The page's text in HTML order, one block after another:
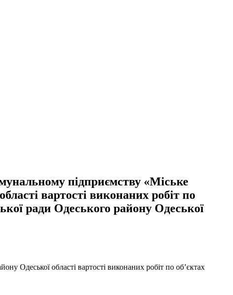
підприємству «Міське
вартості виконаних робіт по
ради Одеського району Одеської
Одеської області вартості виконаних робіт по об’єктах